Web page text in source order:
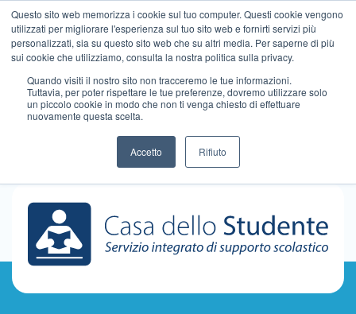
Questo sito web memorizza i cookie sul tuo computer. Questi cookie vengono
utilizzati per migliorare l'esperienza sul tuo sito web e fornirti servizi più
personalizzati, sia su questo sito web che su altri media. Per saperne di più
sui cookie che utilizziamo, consulta la nostra politica sulla privacy.
Quando visiti il ​​nostro sito non tracceremo le tue informazioni.
Tuttavia, per poter rispettare le tue preferenze, dovremo utilizzare solo
un piccolo cookie in modo che non ti venga chiesto di effettuare
nuovamente questa scelta.
Accetto Rifiuto